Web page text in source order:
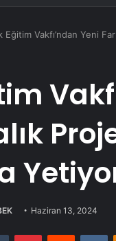
Eğitim Vakfı’ndan Yeni
Haziran 13, 2024
Tumblr PinterestReddit